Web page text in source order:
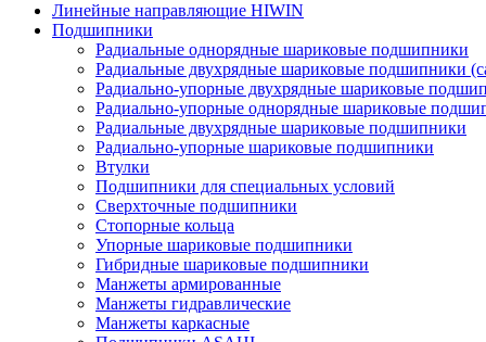
Линейные направляющие HIWIN
Подшипники
Радиальные однорядные шариковые подшипники
Радиальные двухрядные шариковые подшипники
Радиально-упорные двухрядные шариковые
Радиально-упорные однорядные шариковые
Радиальные двухрядные шариковые подшипники
Радиально-упорные шариковые подшипники
Втулки
Подшипники для специальных условий
Сверхточные подшипники
Стопорные кольца
Упорные шариковые подшипники
Гибридные шариковые подшипники
Манжеты армированные
Манжеты гидравлические
Манжеты каркасные